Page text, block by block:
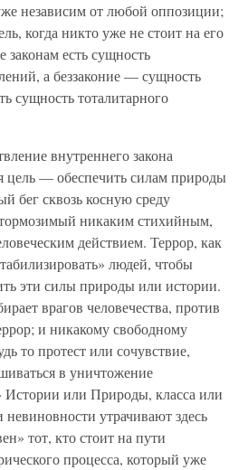
независим от любой оппозиции;
когда никто уже не стоит на его
законам есть сущность
а беззаконие — сущность
сущность тоталитарного
внутреннего закона
цель — обеспечить силам природы
бег сквозь косную среду
тормозимый никаким стихийным,
действием. Террор, как
людей, чтобы
эти силы природы или истории.
врагов человечества, против
и никакому свободному
то протест или сочувствие,
в уничтожение
Истории или Природы, класса или
утрачивают здесь
тот, кто стоит на пути
процесса, который уже